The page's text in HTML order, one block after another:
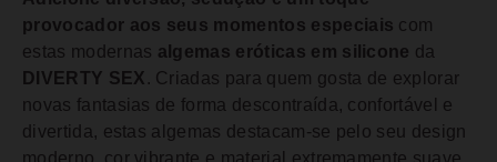
provocador aos seus momentos especiais com
estas modernas algemas eróticas em silicone da
DIVERTY SEX . Criadas para quem gosta de explorar
novas fantasias de forma descontraída, confortável e
divertida, estas algemas destacam-se pelo seu design
moderno, cor vibrante e material extremamente suave